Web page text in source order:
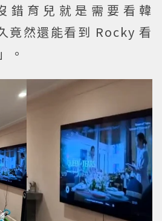
錯育兒就是需要看韓
竟然還能看到 Rocky 看
。